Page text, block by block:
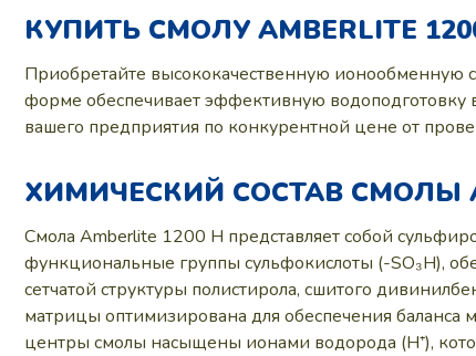
КУПИТЬ СМОЛУ AMBERLITE
Приобретайте высококачественную ионообменную
форме обеспечивает эффективную водоподготовку
вашего предприятия по конкурентной цене от
ХИМИЧЕСКИЙ СОСТАВ СМОЛЫ
Смола Amberlite 1200 H представляет собой
функциональные группы сульфокислоты (-SO₃H),
сетчатой структуры полистирола, сшитого
матрицы оптимизирована для обеспечения
центры смолы насыщены ионами водорода (H⁺),